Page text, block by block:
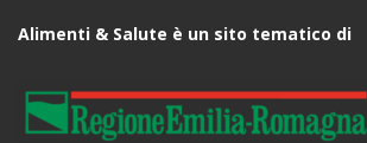
Alimenti & Salute è un sito tematico di